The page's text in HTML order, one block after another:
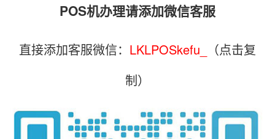
POS机办理请添加微信客服
直接添加客服微信： LKLPOSkefu_
（点击复
制）